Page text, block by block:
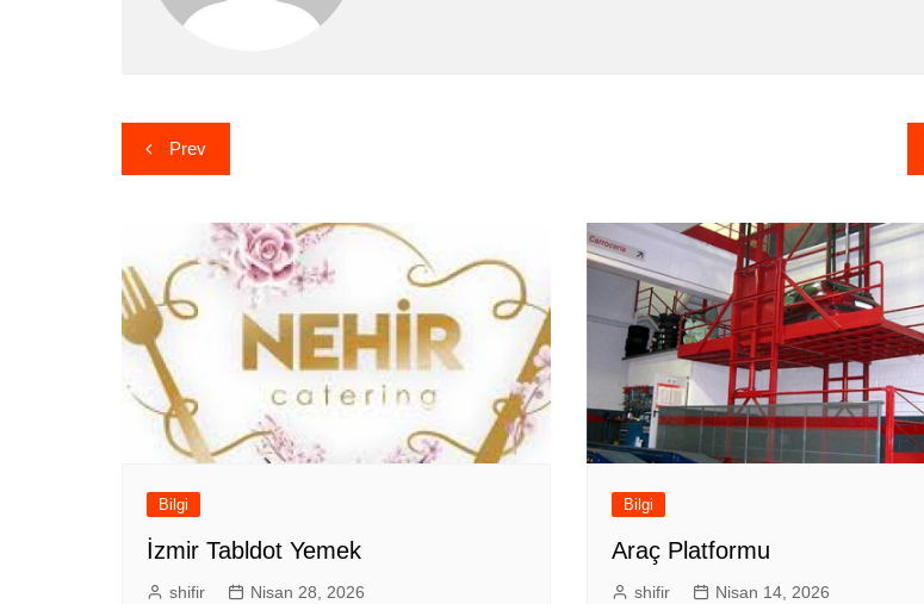
Yazı
gezinmesi
Prev
Bilgi
İzmir Tabldot Yemek
shifir Nisan 28, 2026
Bilgi
Araç Platformu
shifir Nisan 14, 2026